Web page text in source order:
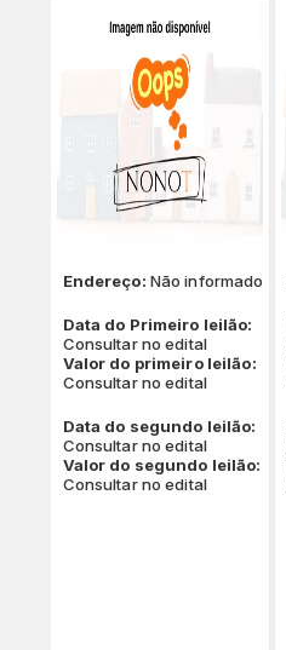
Endereço: Não informado
Data do Primeiro leilão:
Consultar no edital
Valor do primeiro leilão:
Consultar no edital
Data do segundo leilão:
Consultar no edital
Valor do segundo leilão:
Consultar no edital